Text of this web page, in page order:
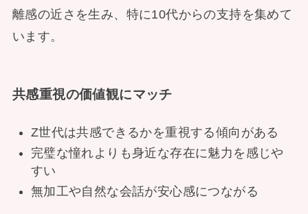
離感の近さを生み、特に10代からの支持を集めて
います。
共感重視の価値観にマッチ
Z世代は共感できるかを重視する傾向がある
完璧な憧れよりも身近な存在に魅力を感じや
すい
無加工や自然な会話が安心感につながる